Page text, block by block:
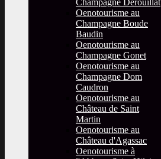
Champagne Dérouillat
Oenotourisme au
Champagne Boude
Baudin
Oenotourisme au
Champagne Gonet
Oenotourisme au
Champagne Dom
Caudron
Oenotourisme au
Château de Saint
Martin
Oenotourisme au
Château d'Agassac
Oenotourisme à